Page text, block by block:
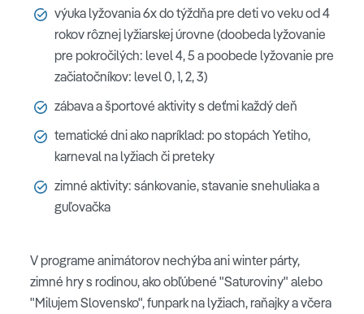
výuka lyžovania 6x do týždňa pre deti vo veku od 4
rokov rôznej lyžiarskej úrovne (doobeda lyžovanie
pre pokročilých: level 4, 5 a poobede lyžovanie pre
začiatočníkov: level 0, 1, 2, 3)
zábava a športové aktivity s deťmi každý deň
tematické dni ako napríklad: po stopách Yetiho,
karneval na lyžiach či preteky
zimné aktivity: sánkovanie, stavanie snehuliaka a
guľovačka
V programe animátorov nechýba ani winter párty,
zimné hry s rodinou, ako obľúbené "Saturoviny" alebo
"Milujem Slovensko", funpark na lyžiach, raňajky a včera